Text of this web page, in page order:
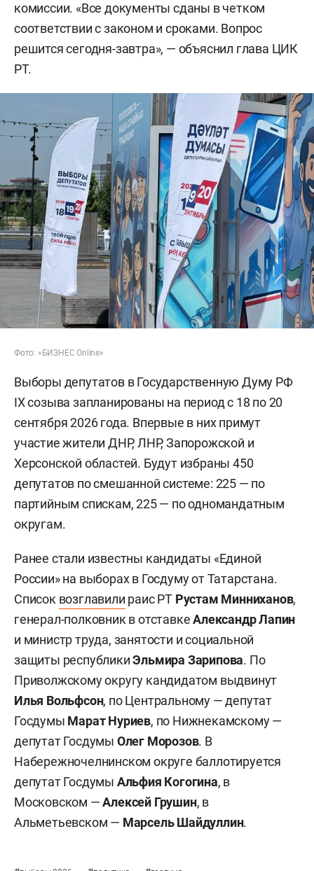
комиссии. «Все документы сданы в четком
соответствии с законом и сроками. Вопрос
решится сегодня-завтра», — объяснил глава ЦИК
РТ.
Фото: «БИЗНЕС Online»
Выборы депутатов в Государственную Думу РФ
IX созыва запланированы на период с 18 по 20
сентября 2026 года. Впервые в них примут
участие жители ДНР, ЛНР, Запорожской и
Херсонской областей. Будут избраны 450
депутатов по смешанной системе: 225 — по
партийным спискам, 225 — по одномандатным
округам.
Ранее стали известны кандидаты «Единой
России» на выборах в Госдуму от Татарстана.
Список возглавили раис РТ Рустам Минниханов,
генерал-полковник в отставкеАлександр Лапин
и министр труда, занятости и социальной
защиты республикиЭльмира Зарипова. По
Приволжскому округу кандидатом выдвинут
Илья Вольфсон, по Центральному — депутат
Госдумы Марат Нуриев, по Нижнекамскому —
депутат Госдумы Олег Морозов. В
Набережночелнинском округе баллотируется
депутат Госдумы Альфия Когогина, в
Московском —Алексей Грушин, в
Альметьевском — Марсель Шайдуллин.